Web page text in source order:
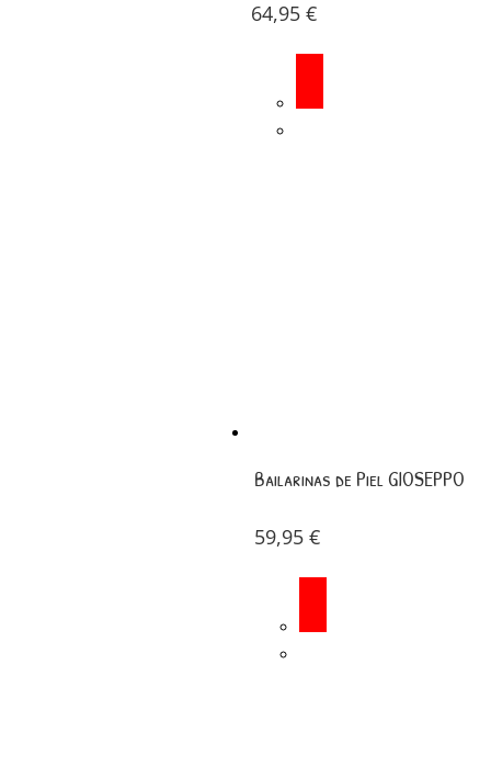
64,95 €
Bailarinas de Piel GIOSEPPO
59,95 €